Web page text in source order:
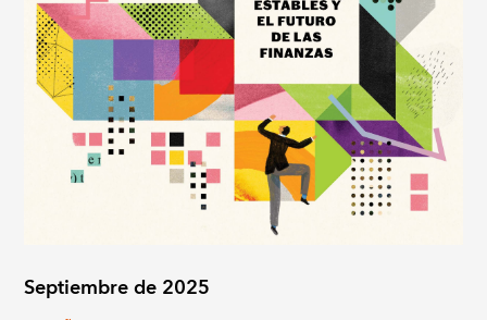
Septiembre de 2025